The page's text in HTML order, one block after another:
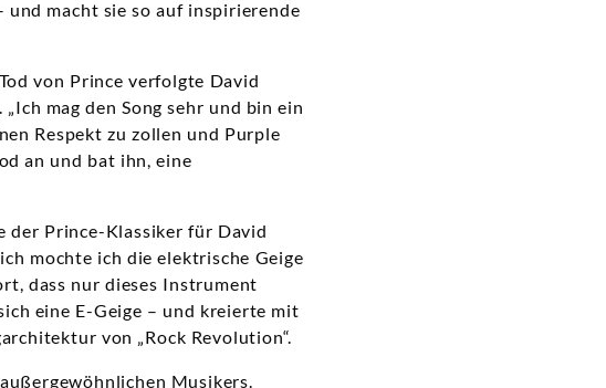
macht sie so auf inspirierende
von Prince verfolgte David
mag den Song sehr und bin ein
Respekt zu zollen und Purple
an und bat ihn, eine
der Prince-Klassiker für David
mochte ich die elektrische Geige
dass nur dieses Instrument
eine E-Geige – und kreierte mit
von „Rock Revolution“.
Musikers.